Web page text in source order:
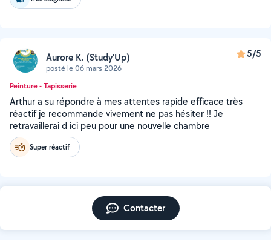
Aurore K. (Study'Up)
posté le 06 mars 2026
5/5
Peinture - Tapisserie
Arthur a su répondre à mes attentes rapide efficace très
réactif je recommande vivement ne pas hésiter !! Je
retravaillerai d ici peu pour une nouvelle chambre
Super réactif
Contacter